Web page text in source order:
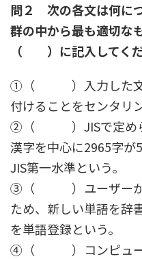
問２ 次の各文は何に
群の中から最も適切な
（ ）に記入してくだ
①（ ）入力した文字
付けることをセンタリ
②（ ）JISで定めら
漢字を中心に2965字が
JIS第一水準という。
③（ ）ユーザーが各
ため、新しい単語を辞
を単語登録という。
④（ ）コンピュータ